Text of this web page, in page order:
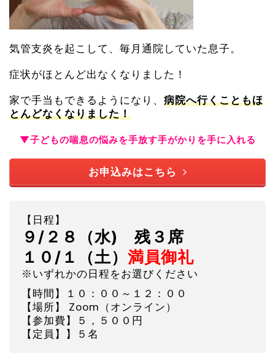
気管支炎を起こして、毎月通院していた息子。
症状がほとんど出なくなりました！
家で手当もできるようになり、 病院へ行くこともほ
とんどなくなりました！
▼子どもの喘息の悩みを手放す手がかりを手に入れる
お申込みはこちら
【日程】
９/２８（水) 残３席
１０ /１（土） 満員御礼
※いずれかの日程をお選びください
【時間】１０：００～１２：００
【場所】 Zoom（オンライン）
【参加費】５，５００円
【定員】】５名